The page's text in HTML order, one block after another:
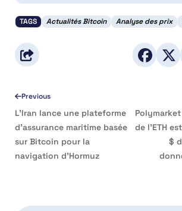
TAGS Actualités Bitcoin Analyse des prix
Previous
L’Iran lance une plateforme
d’assurance maritime basée
sur Bitcoin pour la
navigation d’Hormuz
de l’ETH
$